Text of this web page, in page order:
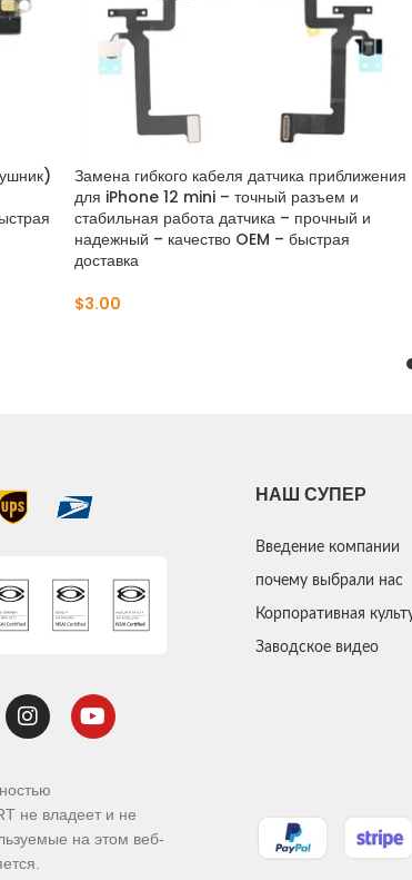
Замена гибкого кабеля датчика приближения
для iPhone 12 mini – точный разъем и
стабильная работа датчика – прочный и
надежный – качество OEM – быстрая
доставка
$3.00
не владеет и не
на этом веб-
НАШ СУПЕР
Введение компании
почему выбрали нас
Корпоративная
Заводское видео